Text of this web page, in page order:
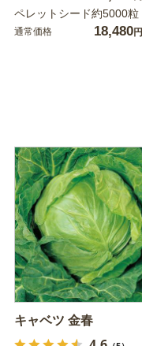
ペレットシード約5000粒
通常価格 18,480円
キャベツ 金春